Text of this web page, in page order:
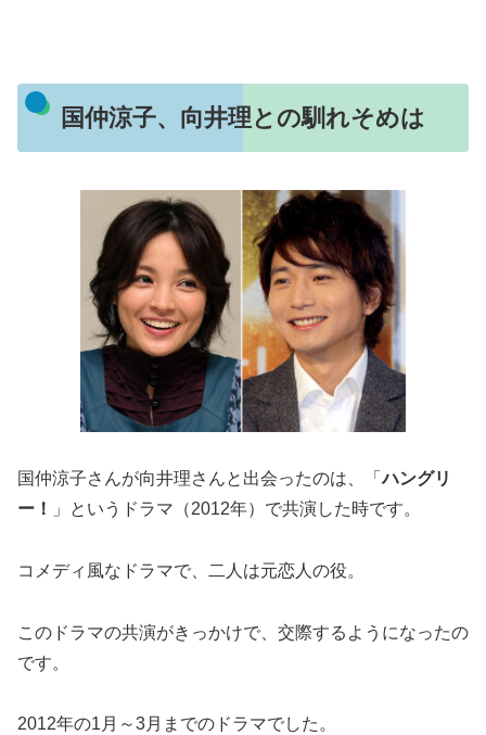
国仲涼子、向井理との馴れそめは
国仲涼子さんが向井理さんと出会ったのは、「ハングリ
ー！
」というドラマ（2012年）で共演した時です。
コメディ風なドラマで、二人は元恋人の役。
このドラマの共演がきっかけで、交際するようになったの
です。
2012年の1月～3月までのドラマでした。